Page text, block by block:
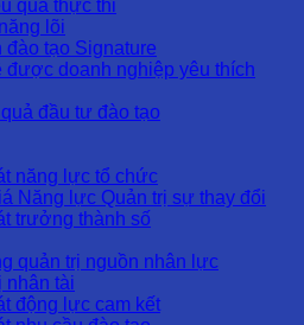
quả thực thi
lõi
tạo Signature
được doanh nghiệp yêu thích
đầu tư đào tạo
năng lực tổ chức
Năng lực Quản trị sự thay đổi
trưởng thành số
quản trị nguồn nhân lực
nhân tài
động lực cam kết